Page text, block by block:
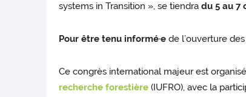
systems in Transition », se tiendradu 5 au 7
Pour être tenu informé·ede l’ouverture
Ce congrès international majeur est
recherche forestière (IUFRO), avec la